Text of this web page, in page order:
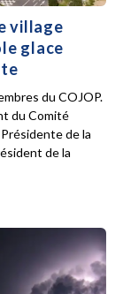
village
glace
du COJOP.
du Comité
de la
de la